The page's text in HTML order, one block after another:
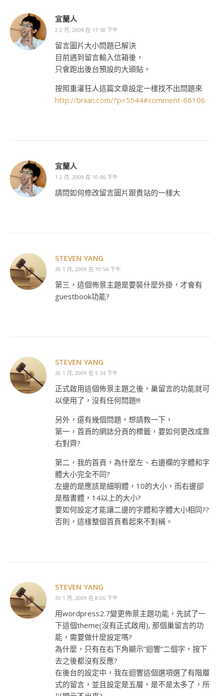
宜蘭人
2 2 月, 2009 在 11:58 下午
留言圖片大小問題已解決
目前遇到留言輸入信箱後，
只會跑出後台預設的大頭貼。
按照重灌狂人這篇文章設定一樣找不出問題來
http://briian.com/?p=5544#comment-66106
宜蘭人
1 2 月, 2009 在 10:46 下午
請問如何修改留言圖片跟貴站的一樣大
STEVEN YANG
30 1 月, 2009 在 10:54 下午
第三，這個佈景主題是要裝什麼外掛，才會有
guestbook功能?
STEVEN YANG
30 1 月, 2009 在 9:34 下午
正式啟用這個佈景主題之後，巢留言的功能就可
以使用了，沒有任何問題!!!
另外，還有幾個問題，想請教一下，
第一，首頁的網誌分頁的標籤，要如何更改成靠
右對齊?
第二，我的首頁，為什麼左、右邊欄的字體和字
體大小完全不同?
左邊的是應該是細明體，10的大小，而右邊卻
是楷書體，14以上的大小?
要如何設定才能讓二邊的字體和字體大小相同??
否則，這樣整個首頁看起來不對稱。
STEVEN YANG
30 1 月, 2009 在 8:06 下午
用wordpress2.7變更佈景主題功能，先試了一
下這個theme(沒有正式啟用), 那個巢留言的功
能，需要做什麼設定嗎?
為什麼，只有在右下角顯示”迴響”二個字，按下
去之後都沒有反應?
在後台的設定中，我在迴響這個選項選了有階層
式的留言，並且設定是五層，是不是太多了，所